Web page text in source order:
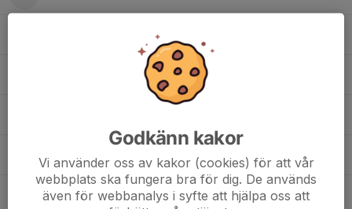
Elise Rickan Berglund
Felicia Öberg
Julia Johansson
Godkänn kakor
Vi använder oss av kakor (cookies) för att vår
webbplats ska fungera bra för dig. De används
även för webbanalys i syfte att hjälpa oss att